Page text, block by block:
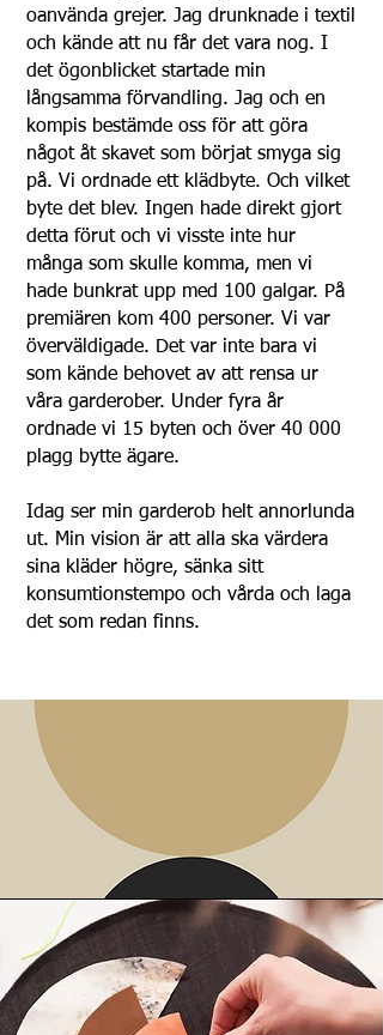
oanvända grejer. Jag drunknade i textil
och kände att nu får det vara nog. I
det ögonblicket startade min
långsamma förvandling. Jag och en
kompis bestämde oss för att göra
något åt skavet som börjat smyga sig
på. Vi ordnade ett klädbyte. Och vilket
byte det blev. Ingen hade direkt gjort
detta förut och vi visste inte hur
många som skulle komma, men vi
hade bunkrat upp med 100 galgar. På
premiären kom 400 personer. Vi var
överväldigade. Det var inte bara vi
som kände behovet av att rensa ur
våra garderober. Under fyra år
ordnade vi 15 byten och över 40 000
plagg bytte ägare.
Idag ser min garderob helt annorlunda
ut. Min vision är att alla ska värdera
sina kläder högre, sänka sitt
konsumtionstempo och vårda och laga
det som redan finns.